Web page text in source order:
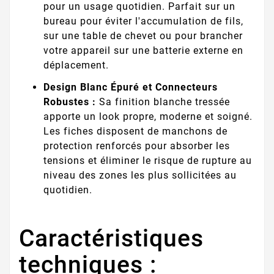
pour un usage quotidien. Parfait sur un
bureau pour éviter l'accumulation de fils,
sur une table de chevet ou pour brancher
votre appareil sur une batterie externe en
déplacement.
Design Blanc Épuré et Connecteurs
Robustes : Sa finition blanche tressée
apporte un look propre, moderne et soigné.
Les fiches disposent de manchons de
protection renforcés pour absorber les
tensions et éliminer le risque de rupture au
niveau des zones les plus sollicitées au
quotidien.
Caractéristiques
techniques :